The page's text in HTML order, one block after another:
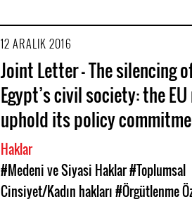
12 ARALIK 2016
Joint Letter - The silencing
Egypt’s civil society: the
uphold its policy
Haklar
#Medeni ve Siyasi Haklar#Toplumsal
Cinsiyet/Kadın hakları#Örgütlenme